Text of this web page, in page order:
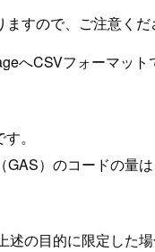
すので、ご注意くだ
へCSVフォーマッ
。
）のコードの
述の目的に限定した